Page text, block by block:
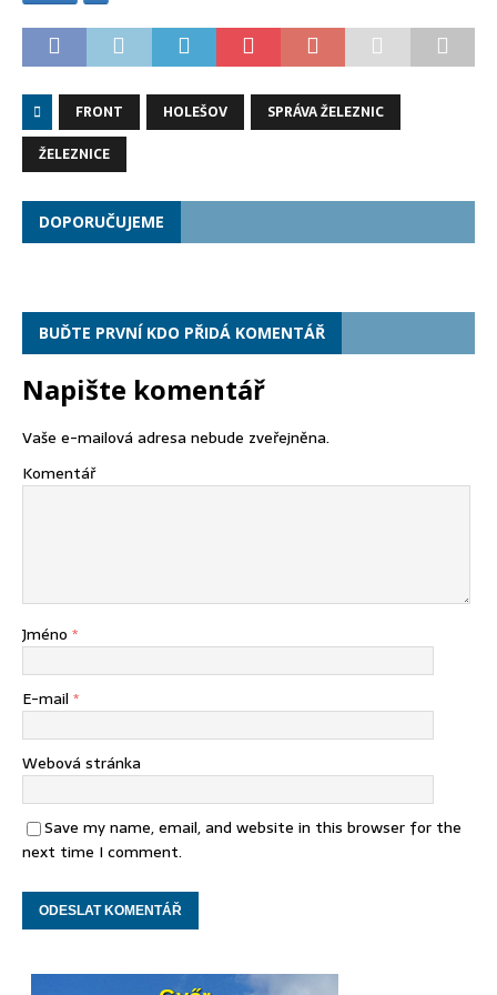
FRONT HOLEŠOV
SPRÁVA ŽELEZNIC
ŽELEZNICE
DOPORUČUJEME
BUĎTE PRVNÍ KDO PŘIDÁ KOMENTÁŘ
Napište komentář
Vaše e-mailová adresa nebude zveřejněna.
Komentář
Jméno *
E-mail *
Webová stránka
Save my name, email, and website in this browser for the
next time I comment.